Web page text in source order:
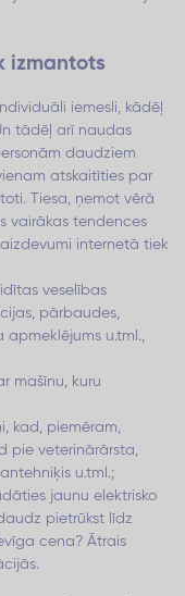
izmantots
iemesli, kādēļ
tādēļ arī naudas
daudziem
atskaitīties par
Tiesa, ņemot vērā
vairākas tendences
internetā tiek
veselības
pārbaudes,
u.tml.,
mašīnu, kuru
kad, piemēram,
pie veterinārārsta,
u.tml.;
jaunu elektrisko
pietrūkst līdz
cena? Ātrais